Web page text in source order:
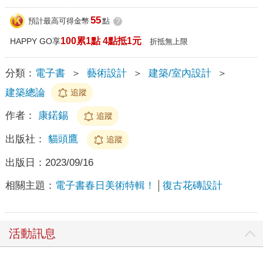
預計最高可得金幣 55點 ?
HAPPY GO享100累1點 4點抵1元 折抵無上限
分類： 電子書 ＞ 藝術設計 ＞ 建築/室內設計
＞
建築總論
追蹤
作者： 康鍩錫 追蹤
出版社： 貓頭鷹 追蹤
出版日： 2023/09/16
相關主題： 電子書春日美術特輯！ 復古花磚設計
活動訊息